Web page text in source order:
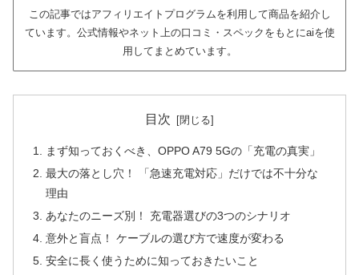
この記事ではアフィリエイトプログラムを利用して商品を紹介し
ています。公式情報やネット上の口コミ・スペックをもとにaiを使
用してまとめています。
目次
まず知っておくべき、OPPO A79 5Gの「充電の真実」
最大の落とし穴！ 「急速充電対応」だけでは不十分な
理由
あなたのニーズ別！ 充電器選びの3つのシナリオ
意外と盲点！ ケーブルの選び方で速度が変わる
安全に長く使うために知っておきたいこと